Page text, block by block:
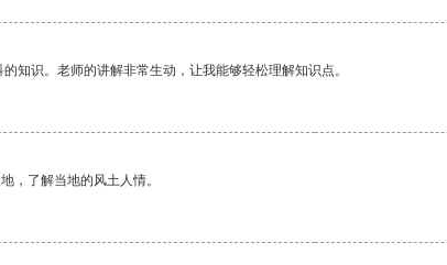
知识。老师的讲解非常生动，让我能够轻松理解知识点。
，了解当地的风土人情。